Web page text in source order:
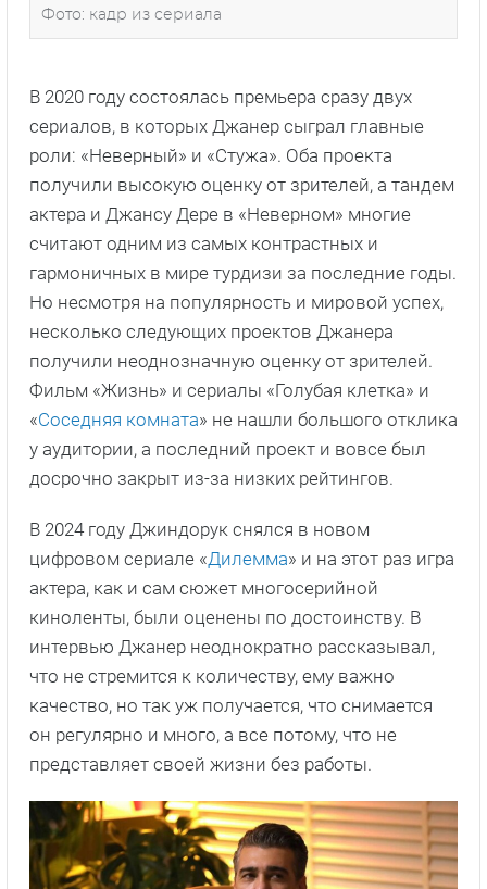
Фото: кадр из сериала
В 2020 году состоялась премьера сразу двух
сериалов, в которых Джанер сыграл главные
роли: «Неверный» и «Стужа». Оба проекта
получили высокую оценку от зрителей, а тандем
актера и Джансу Дере в «Неверном» многие
считают одним из самых контрастных и
гармоничных в мире турдизи за последние годы.
Но несмотря на популярность и мировой успех,
несколько следующих проектов Джанера
получили неоднозначную оценку от зрителей.
Фильм «Жизнь» и сериалы «Голубая клетка» и
«Соседняя комната» не нашли большого отклика
у аудитории, а последний проект и вовсе был
досрочно закрыт из-за низких рейтингов.
В 2024 году Джиндорук снялся в новом
цифровом сериале «Дилемма» и на этот раз игра
актера, как и сам сюжет многосерийной
киноленты, были оценены по достоинству. В
интервью Джанер неоднократно рассказывал,
что не стремится к количеству, ему важно
качество, но так уж получается, что снимается
он регулярно и много, а все потому, что не
представляет своей жизни без работы.